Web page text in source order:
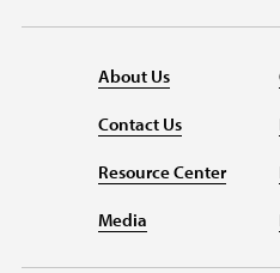
About Us
Contact Us
Resource Center
Media